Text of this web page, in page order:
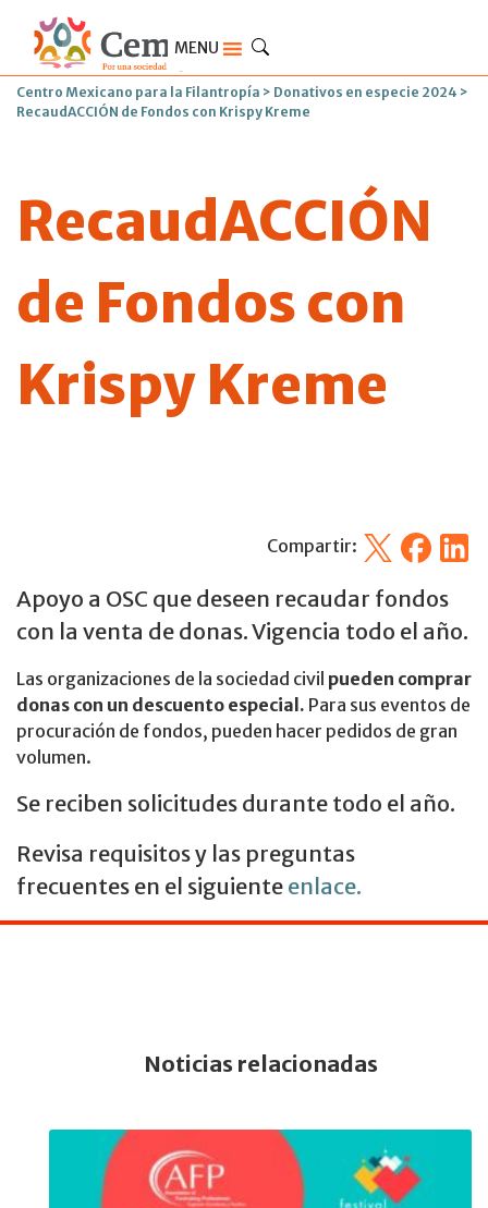
MENU
Centro Mexicano para la Filantropía > Donativos en especie 2024 >
RecaudACCIÓN de Fondos con Krispy Kreme
RecaudACCIÓN
de Fondos con
Krispy Kreme
Compartir: X Facebook
Apoyo a OSC que deseen recaudar fondos
con la venta de donas. Vigencia todo el año.
Las organizaciones de la sociedad civil pueden comprar
donas con un descuento especial. Para sus eventos de
procuración de fondos, pueden hacer pedidos de gran
volumen.
Se reciben solicitudes durante todo el año.
Revisa requisitos y las preguntas
frecuentes en el siguiente enlace.
Noticias relacionadas